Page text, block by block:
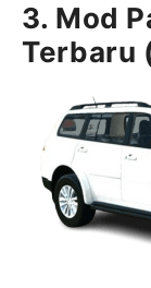
3. Mod
Terbaru